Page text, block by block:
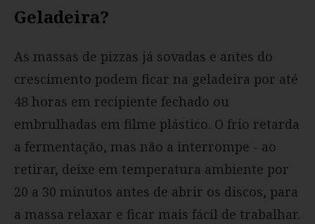
Geladeira?
As massas de pizzas já sovadas e antes do
crescimento podem ficar na geladeira por até
48 horas em recipiente fechado ou
embrulhadas em filme plástico. O frio retarda
a fermentação, mas não a interrompe - ao
retirar, deixe em temperatura ambiente por
20 a 30 minutos antes de abrir os discos, para
a massa relaxar e ficar mais fácil de trabalhar.